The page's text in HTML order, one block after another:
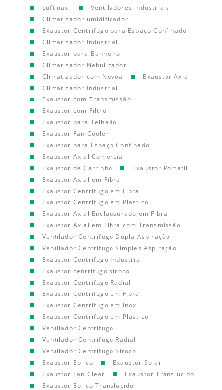
Luftmaxi
Ventiladores industriais
Climatizador umidificador
Exaustor Centrifugo para Espaço Confinado
Climatizador Industrial
Exaustor para Banheiro
Climatizador Nebulizador
Climatizador com Nevoa
Exaustor Axial
Climatizador Industrial
Exaustor com Transmissão
Exaustor com Filtro
Exaustor para Telhado
Exaustor Fan Cooler
Exaustor para Espaço Confinado
Exaustor Axial Comercial
Exaustor de Carrinho
Exaustor Portatil
Exaustor Axial em Fibra
Exaustor Centrifugo em Fibra
Exaustor Centrifugo em Plastico
Exaustor Axial Enclausurado em Fibra
Exaustor Axial em Fibra com Transmissão
Ventilador Centrifugo Dupla Aspiração
Ventilador Centrifugo Simples Aspiração
Exaustor Centrifugo Industrial
Exaustor centrifugo siroco
Exaustor Centrifugo Radial
Exaustor Centrifugo em Fibra
Exaustor Centrifugo em Inox
Exaustor Centrifugo em Plastico
Ventilador Centrifugo
Ventilador Centrifugo Radial
Ventilador Centrifugo Siroco
Exaustor Eolico
Exaustor Solar
Exaustor Fan Clear
Exaustor Translucido
Exaustor Eolico Translucido